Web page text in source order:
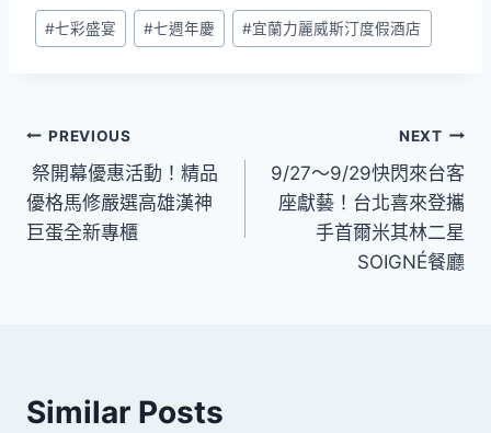
Post
Tags:
#七彩盛宴 #七週年慶 #宜蘭力麗威斯汀度假酒店
文
章
導
PREVIOUS
祭開幕優惠活動！精品
優格馬修嚴選高雄漢神
巨蛋全新專櫃
NEXT
9/27～9/29快閃來台客
座獻藝！台北喜來登攜
手首爾米其林二星
SOIGNÉ餐廳
Similar Posts